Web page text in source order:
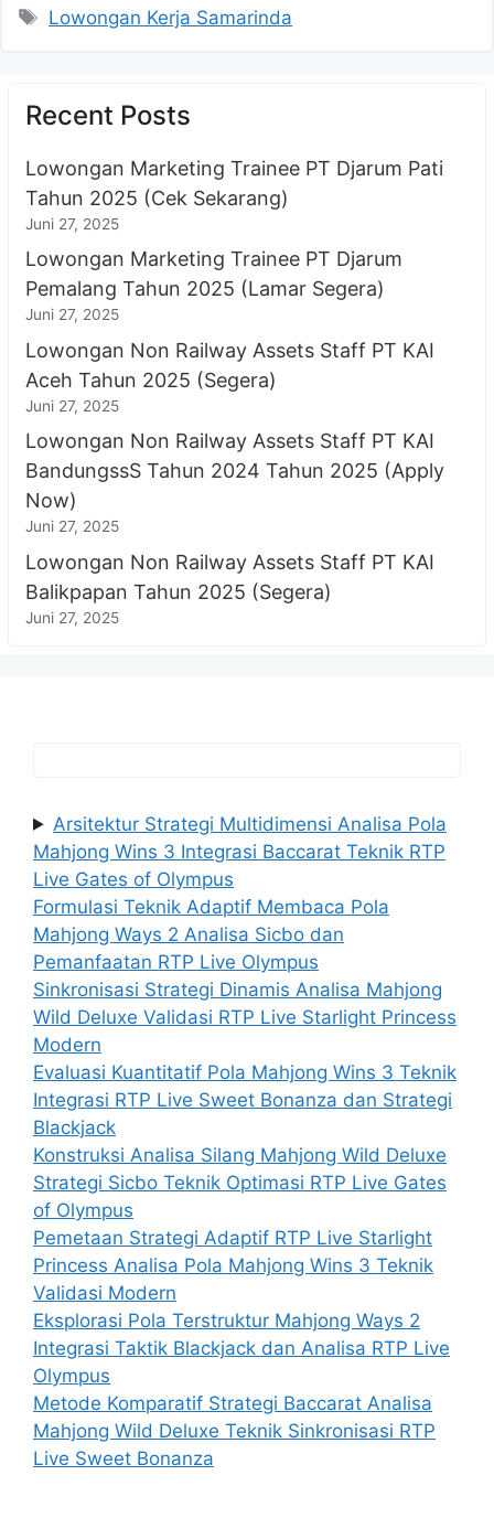
Tag
Lowongan Kerja Samarinda
Recent Posts
Lowongan Marketing Trainee PT Djarum Pati
Tahun 2025 (Cek Sekarang)
Juni 27, 2025
Lowongan Marketing Trainee PT Djarum
Pemalang Tahun 2025 (Lamar Segera)
Juni 27, 2025
Lowongan Non Railway Assets Staff PT KAI
Aceh Tahun 2025 (Segera)
Juni 27, 2025
Lowongan Non Railway Assets Staff PT KAI
BandungssS Tahun 2024 Tahun 2025 (Apply
Now)
Juni 27, 2025
Lowongan Non Railway Assets Staff PT KAI
Balikpapan Tahun 2025 (Segera)
Juni 27, 2025
Arsitektur Strategi Multidimensi Analisa Pola
Mahjong Wins 3 Integrasi Baccarat Teknik RTP
Live Gates of Olympus
Formulasi Teknik Adaptif Membaca Pola
Mahjong Ways 2 Analisa Sicbo dan
Pemanfaatan RTP Live Olympus
Sinkronisasi Strategi Dinamis Analisa Mahjong
Wild Deluxe Validasi RTP Live Starlight Princess
Modern
Evaluasi Kuantitatif Pola Mahjong Wins 3 Teknik
Integrasi RTP Live Sweet Bonanza dan Strategi
Blackjack
Konstruksi Analisa Silang Mahjong Wild Deluxe
Strategi Sicbo Teknik Optimasi RTP Live Gates
of Olympus
Pemetaan Strategi Adaptif RTP Live Starlight
Princess Analisa Pola Mahjong Wins 3 Teknik
Validasi Modern
Eksplorasi Pola Terstruktur Mahjong Ways 2
Integrasi Taktik Blackjack dan Analisa RTP Live
Olympus
Metode Komparatif Strategi Baccarat Analisa
Mahjong Wild Deluxe Teknik Sinkronisasi RTP
Live Sweet Bonanza